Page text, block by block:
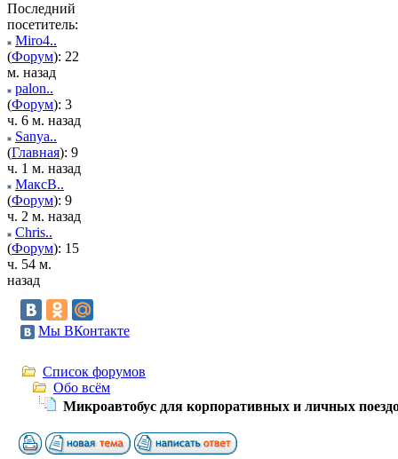
Последний
посетитель:
Miro4..
(Форум): 22
м. назад
palon..
(Форум): 3
ч. 6 м. назад
Sanya..
(Главная): 9
ч. 1 м. назад
МаксВ..
(Форум): 9
ч. 2 м. назад
Chris..
(Форум): 15
ч. 54 м.
назад
Мы ВКонтакте
Список форумов
Обо всём
Микроавтобус для корпоративных и личных